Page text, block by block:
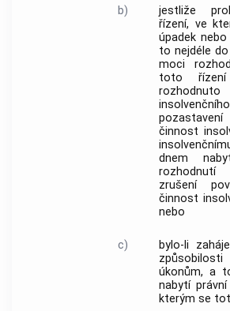
b) jestliže
řízení, ve
úpadek
to nejdéle
moci
toto řízení
pozastavení
činnost
dnem
zrušení
činnost
nebo
c)
bylo-li
úkonům, a
nabytí
kterým se